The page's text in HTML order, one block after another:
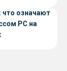
что означают
РС на